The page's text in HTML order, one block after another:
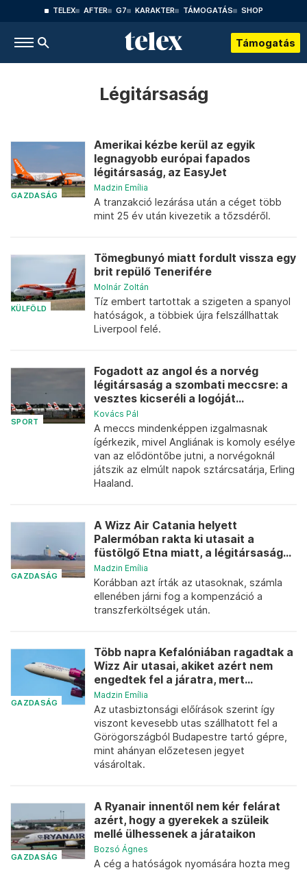
TELEX AFTER G7 KARAKTER TÁMOGATÁS SHOP
Támogatás
Légitársaság
GAZDASÁG
Amerikai kézbe kerül az egyik
legnagyobb európai fapados
légitársaság, az EasyJet
Madzin Emília
A tranzakció lezárása után a céget több
mint 25 év után kivezetik a tőzsdéről.
KÜLFÖLD
Tömegbunyó miatt fordult vissza egy
brit repülő Tenerifére
Molnár Zoltán
Tíz embert tartottak a szigeten a spanyol
hatóságok, a többiek újra felszállhattak
Liverpool felé.
SPORT
Fogadott az angol és a norvég
légitársaság a szombati meccsre: a
vesztes kicseréli a logóját...
Kovács Pál
A meccs mindenképpen izgalmasnak
ígérkezik, mivel Angliának is komoly esélye
van az elődöntőbe jutni, a norvégoknál
játszik az elmúlt napok sztárcsatárja, Erling
Haaland.
GAZDASÁG
A Wizz Air Catania helyett
Palermóban rakta ki utasait a
füstölgő Etna miatt, a légitársaság...
Madzin Emília
Korábban azt írták az utasoknak, számla
ellenében járni fog a kompenzáció a
transzferköltségek után.
GAZDASÁG
Több napra Kefalóniában ragadtak a
Wizz Air utasai, akiket azért nem
engedtek fel a járatra, mert...
Madzin Emília
Az utasbiztonsági előírások szerint így
viszont kevesebb utas szállhatott fel a
Görögországból Budapestre tartó gépre,
mint ahányan előzetesen jegyet
vásároltak.
GAZDASÁG
A Ryanair innentől nem kér felárat
azért, hogy a gyerekek a szüleik
mellé ülhessenek a járataikon
Bozsó Ágnes
A cég a hatóságok nyomására hozta meg